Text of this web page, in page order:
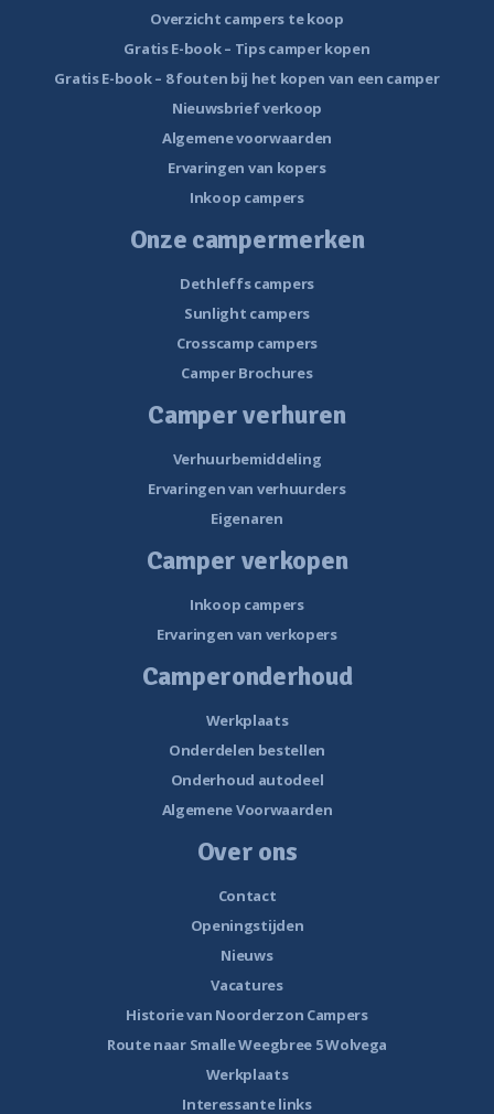
Overzicht campers te koop
Gratis E-book – Tips camper kopen
Gratis E-book – 8 fouten bij het kopen van een camper
Nieuwsbrief verkoop
Algemene voorwaarden
Ervaringen van kopers
Inkoop campers
Onze campermerken
Dethleffs campers
Sunlight campers
Crosscamp campers
Camper Brochures
Camper verhuren
Verhuurbemiddeling
Ervaringen van verhuurders
Eigenaren
Camper verkopen
Inkoop campers
Ervaringen van verkopers
Camperonderhoud
Werkplaats
Onderdelen bestellen
Onderhoud autodeel
Algemene Voorwaarden
Over ons
Contact
Openingstijden
Nieuws
Vacatures
Historie van Noorderzon Campers
Route naar Smalle Weegbree 5 Wolvega
Werkplaats
Interessante links